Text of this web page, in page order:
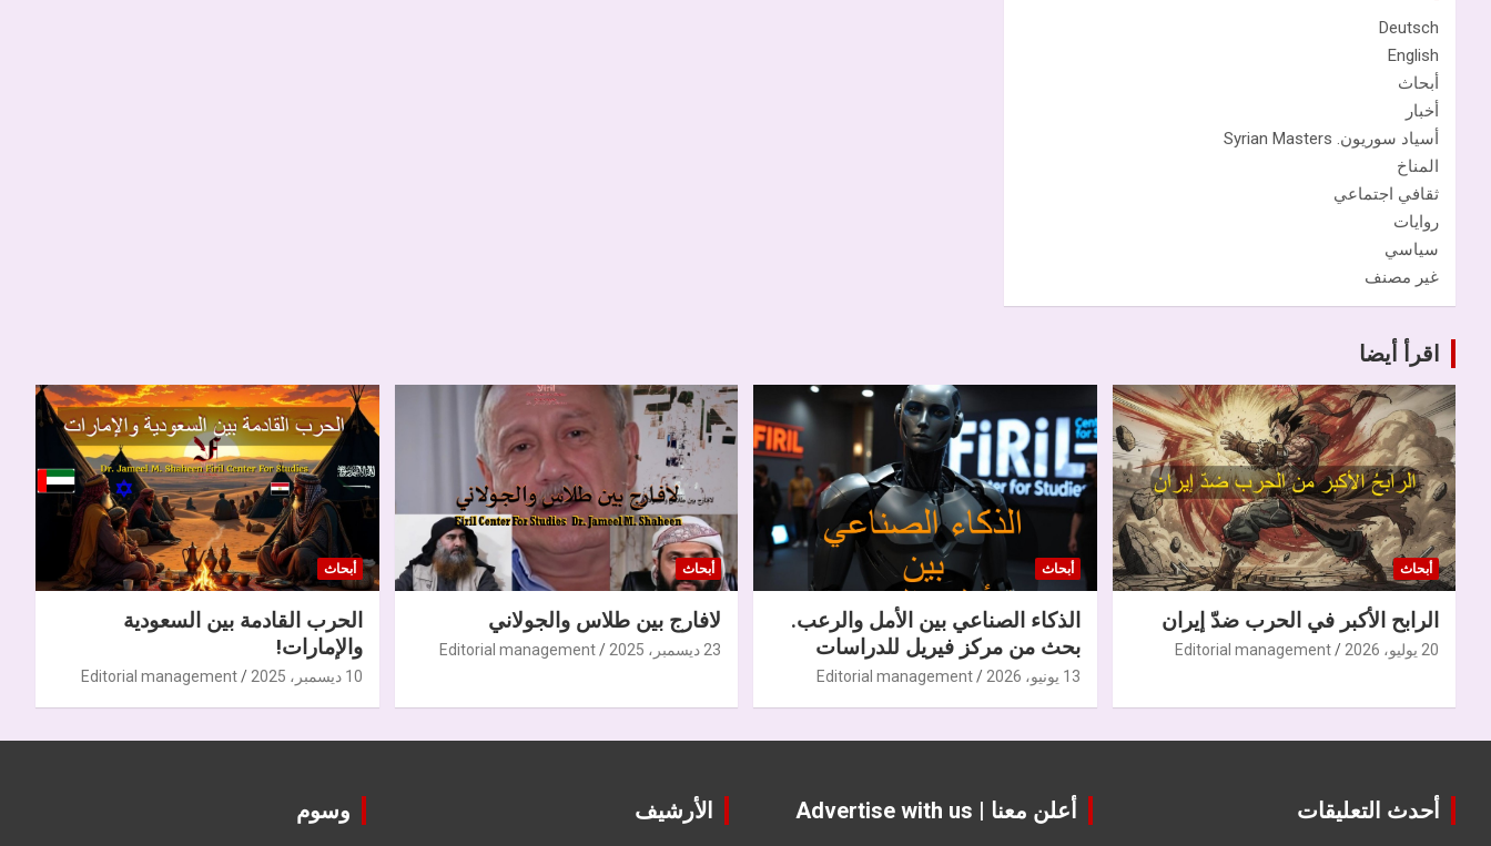
Deutsch
English
أبحاث
أخبار
أسياد سوريون. Syrian Masters
المناخ
ثقافي اجتماعي
روايات
سياسي
غير مصنف
اقرأ أيضا
أبحاث
الرابح الأكبر في الحرب ضدّ إيران
20 يوليو، 2026 Editorial management
أبحاث
الذكاء الصناعي بين الأمل والرعب.
بحث من مركز فيريل للدراسات
13 يونيو، 2026 Editorial management
أبحاث
لافارج بين طلاس والجولاني
23 ديسمبر، 2025 Editorial management
أبحاث
الحرب القادمة بين السعودية
والإمارات!
10 ديسمبر، 2025 Editorial management
أحدث التعليقات أعلن معنا | Advertise with us الأرشيف وسوم